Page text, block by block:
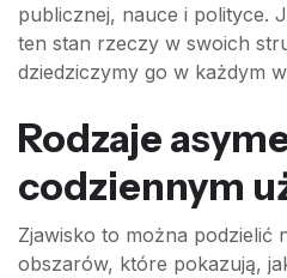
publicznej, nauce i polityce.
ten stan rzeczy w swoich
dziedziczymy go w każdym
Rodzaje
codziennym
Zjawisko to można podzielić
obszarów, które pokazują,